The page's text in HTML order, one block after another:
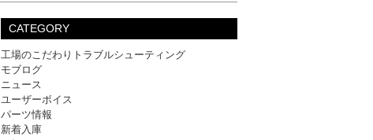
CATEGORY
工場のこだわりトラブルシューティング
モブログ
ニュース
ユーザーボイス
パーツ情報
新着入庫